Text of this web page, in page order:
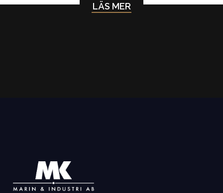
LÄS MER